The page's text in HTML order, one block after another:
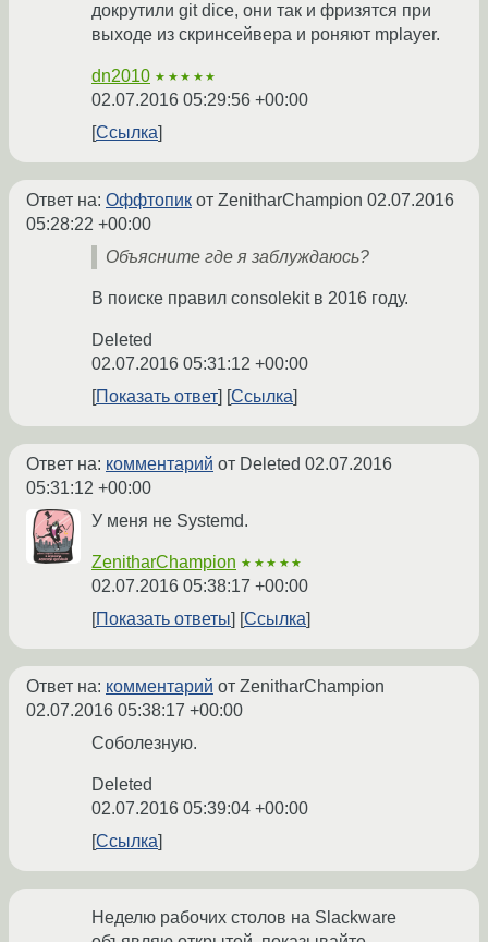
докрутили git dice, они так и фризятся при
выходе из скринсейвера и роняют mplayer.
dn2010 ★★★★★
02.07.2016 05:29:56 +00:00
Ссылка
Ответ на: Оффтопик от ZenitharChampion 02.07.2016
05:28:22 +00:00
Объясните где я заблуждаюсь?
В поиске правил consolekit в 2016 году.
Deleted
02.07.2016 05:31:12 +00:00
Показать ответ
Ссылка
Ответ на: комментарий от Deleted 02.07.2016
05:31:12 +00:00
У меня не Systemd.
ZenitharChampion ★★★★★
02.07.2016 05:38:17 +00:00
Показать ответы
Ссылка
Ответ на: комментарий от ZenitharChampion
02.07.2016 05:38:17 +00:00
Соболезную.
Deleted
02.07.2016 05:39:04 +00:00
Ссылка
Неделю рабочих столов на Slackware